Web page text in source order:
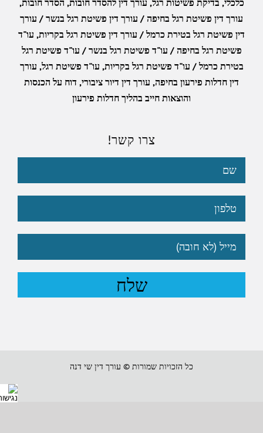
עורך דין פשיטת רגל בחיפה / עורך דין פשיטת רגל בנשר / עורך
דין פשיטת רגל בטירת כרמל / עורך דין פשיטת רגל בקריות, עו"ד
פשיטת רגל בחיפה / עו"ד פשיטת רגל בנשר / עו"ד פשיטת רגל
בטירת כרמל / עו"ד פשיטת רגל בקריות, עו"ד פשיטת רגל, עורך
דין חדלות פירעון בחיפה, עורך דין דיור ציבורי, דוח על הכנסות
והוצאות חייב בהליך חדלות פירעון
צרו קשר!
כל הזכויות שמורות © עורך דין שי דנה